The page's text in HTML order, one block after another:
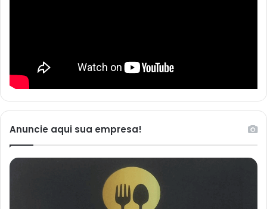
Anuncie aqui sua empresa!